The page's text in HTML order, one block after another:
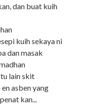
dan buat kuih
kuih sekaya ni
dan masak
lain skit
asben yang
kan...